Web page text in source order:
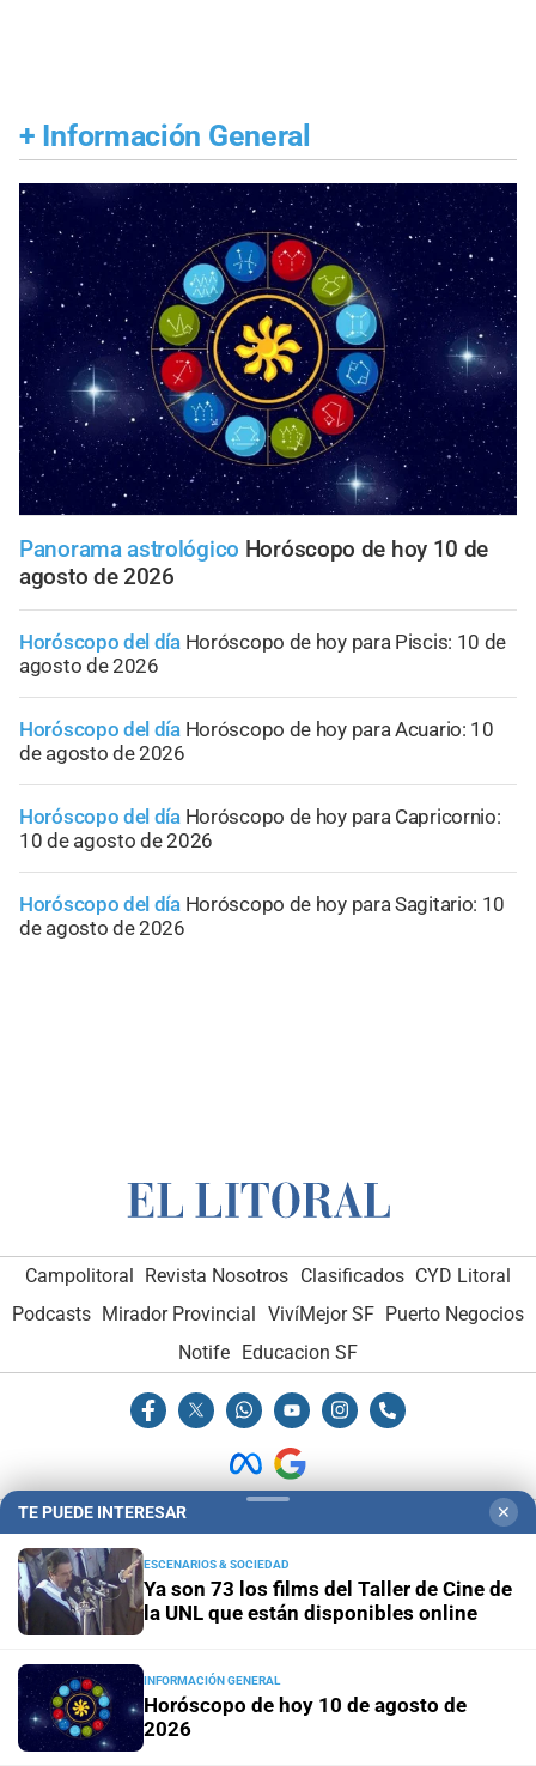
+ Información General
Panorama astrológico Horóscopo de hoy 10 de
agosto de 2026
Horóscopo del día Horóscopo de hoy para Piscis: 10 de
agosto de 2026
Horóscopo del día Horóscopo de hoy para Acuario: 10
de agosto de 2026
Horóscopo del día Horóscopo de hoy para Capricornio:
10 de agosto de 2026
Horóscopo del día Horóscopo de hoy para Sagitario: 10
de agosto de 2026
Campolitoral Revista Nosotros Clasificados CYD Litoral
Podcasts Mirador Provincial VivíMejor SF Puerto Negocios
Notife Educacion SF
Hemeroteca Digital (1930-1979)-Receptorías de avisos-
Administración y Publicidad-Elementos institucionales
Opcionales con El Litoral-MediaKit
El Litoral es miembro de:
TE PUEDE INTERESAR ✕
ESCENARIOS & SOCIEDAD
Ya son 73 los films del Taller de Cine de
la UNL que están disponibles online
INFORMACIÓN GENERAL
Horóscopo de hoy 10 de agosto de
2026